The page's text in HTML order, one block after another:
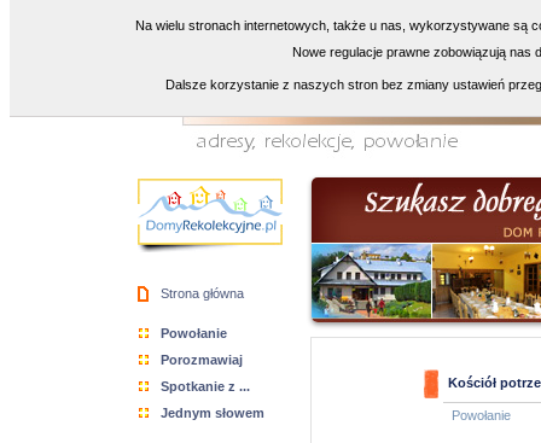
Strona główna
Powołanie
Porozmawiaj
Spotkanie z ...
Jednym słowem
Kościół
Powołanie
Na wielu stronach internetowych, także u nas, wykorzystywane są
Nowe regulacje prawne zobowiązują nas
Dalsze korzystanie z naszych stron bez zmiany ustawień